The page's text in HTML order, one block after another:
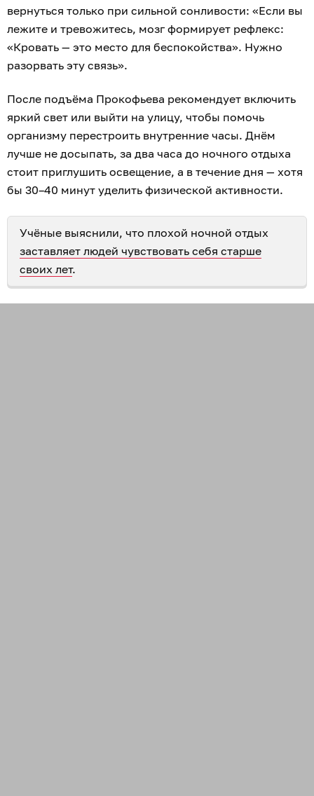
вернуться только при сильной сонливости: «Если вы
лежите и тревожитесь, мозг формирует рефлекс:
«Кровать — это место для беспокойства». Нужно
разорвать эту связь».
После подъёма Прокофьева рекомендует включить
яркий свет или выйти на улицу, чтобы помочь
организму перестроить внутренние часы. Днём
лучше не досыпать, за два часа до ночного отдыха
стоит приглушить освещение, а в течение дня — хотя
бы 30–40 минут уделить физической активности.
Учёные выяснили, что плохой ночной отдых
заставляет людей чувствовать себя старше
своих лет.